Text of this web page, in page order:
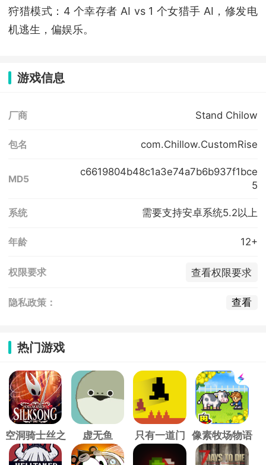
狩猎模式：4 个幸存者 AI vs 1 个女猎手 AI，修发电
机逃生，偏娱乐。
游戏信息
厂商 Stand Chilow
包名 com.Chillow.CustomRise
MD5
c6619804b48c1a3e74a7b6b937f1bce
5
系统 需要支持安卓系统5.2以上
年龄 12+
权限要求 查看权限要求
隐私政策： 查看
热门游戏
空洞骑士丝之
歌
虚无鱼 只有一道门 像素牧场物语